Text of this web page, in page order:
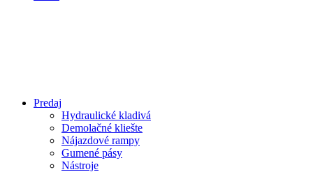
Predaj
Hydraulické kladivá
Demolačné kliešte
Nájazdové rampy
Gumené pásy
Nástroje